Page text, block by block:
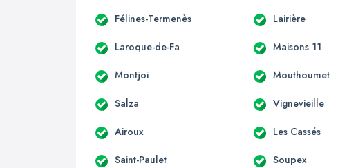
Félines-Termenès Lairière
Laroque-de-Fa Maisons 11
Montjoi Mouthoumet
Salza Vignevieille
Airoux Les Cassés
Saint-Paulet Soupex